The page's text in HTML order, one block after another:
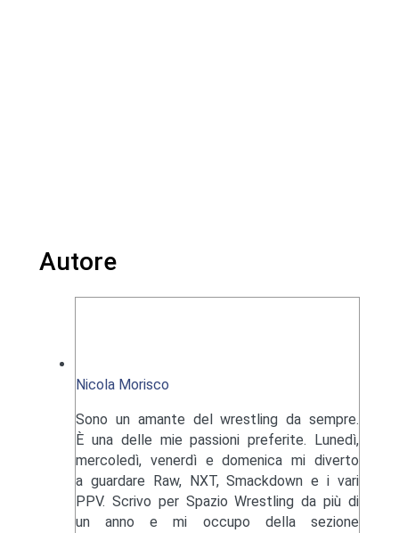
Autore
Nicola Morisco
Sono un amante del wrestling da sempre.
È una delle mie passioni preferite. Lunedì,
mercoledì, venerdì e domenica mi diverto
a guardare Raw, NXT, Smackdown e i vari
PPV. Scrivo per Spazio Wrestling da più di
un anno e mi occupo della sezione